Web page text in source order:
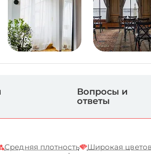
Вопросы и
ответы
Средняя плотность Широкая